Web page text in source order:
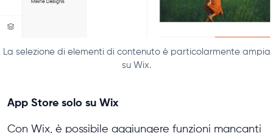
La selezione di elementi di contenuto è particolarmente ampia
su Wix.
App Store solo su Wix
Con Wix, è possibile aggiungere funzioni mancanti